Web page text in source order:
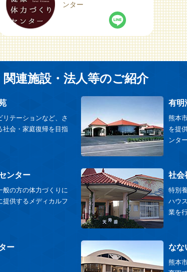
ンター
関連施設・法人等のご紹介
リテーションなど、さ
社会・家庭復帰を目指
有明
熊本
を提
ンタ
ンター
般の方の体力づくりに
提供するメディカルフ
社会
特別
ハウ
業を
ー
なな
熊本